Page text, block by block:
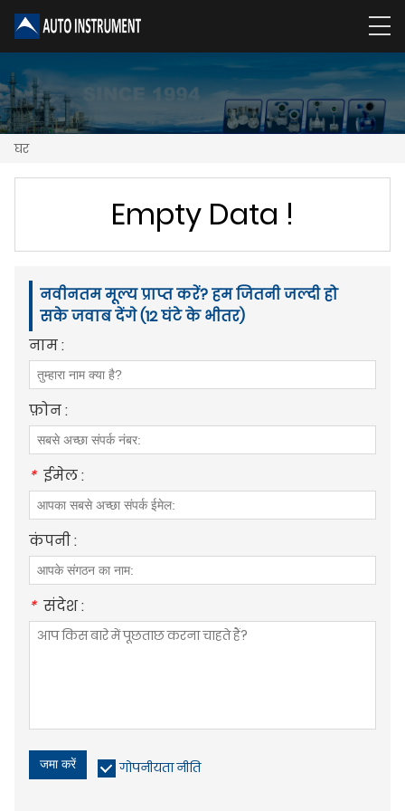
घर
Empty Data !
नवीनतम मूल्य प्राप्त करें? हम जितनी जल्दी हो
सके जवाब देंगे (12 घंटे के भीतर)
नाम :
फ़ोन :
* ईमेल :
कंपनी :
* संदेश :
जमा करें गोपनीयता नीति